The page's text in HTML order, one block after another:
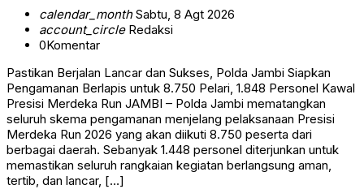
calendar_monthSabtu, 8 Agt 2026
account_circleRedaksi
0Komentar
Pastikan Berjalan Lancar dan Sukses, Polda Jambi Siapkan
Pengamanan Berlapis untuk 8.750 Pelari, 1.848 Personel Kawal
Presisi Merdeka Run JAMBI – Polda Jambi mematangkan
seluruh skema pengamanan menjelang pelaksanaan Presisi
Merdeka Run 2026 yang akan diikuti 8.750 peserta dari
berbagai daerah. Sebanyak 1.448 personel diterjunkan untuk
memastikan seluruh rangkaian kegiatan berlangsung aman,
tertib, dan lancar, […]